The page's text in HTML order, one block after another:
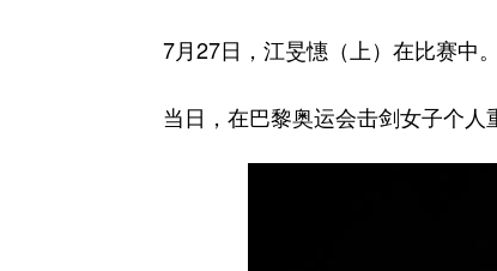
7月27日，江旻憓（上）在比赛中
当日，在巴黎奥运会击剑女子个人重